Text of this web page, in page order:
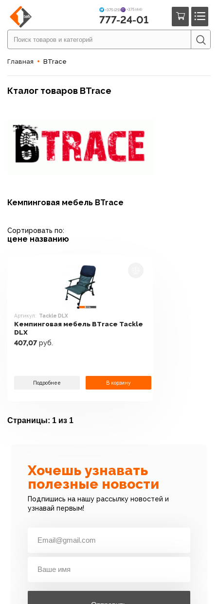
+375 (29) +375 (44)
777-24-01
Главная BTrace
Кталог товаров BTrace
Кемпинговая мебель BTrace
Сортировать по:
цене названию
Артикул: Tackle DLX
Кемпинговая мебель BTrace Tackle
DLX
407,07 руб.
Подробнее В корзину
Страницы: 1 из 1
Хочешь узнавать
полезные новости
Подпишись на нашу рассылку новостей и
узнавай первым!